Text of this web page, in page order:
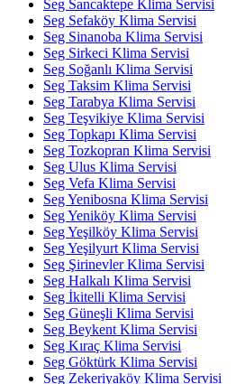
Seg Sancaktepe Klima Servisi
Seg Sefaköy Klima Servisi
Seg Sinanoba Klima Servisi
Seg Sirkeci Klima Servisi
Seg Soğanlı Klima Servisi
Seg Taksim Klima Servisi
Seg Tarabya Klima Servisi
Seg Teşvikiye Klima Servisi
Seg Topkapı Klima Servisi
Seg Tozkopran Klima Servisi
Seg Ulus Klima Servisi
Seg Vefa Klima Servisi
Seg Yenibosna Klima Servisi
Seg Yeniköy Klima Servisi
Seg Yeşilköy Klima Servisi
Seg Yeşilyurt Klima Servisi
Seg Şirinevler Klima Servisi
Seg Halkalı Klima Servisi
Seg İkitelli Klima Servisi
Seg Güneşli Klima Servisi
Seg Beykent Klima Servisi
Seg Kıraç Klima Servisi
Seg Göktürk Klima Servisi
Seg Zekeriyaköy Klima Servisi